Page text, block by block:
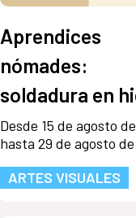
Aprendices
nómades:
soldadura en
Desde 15 de agosto
hasta 29 de agosto
ARTES VISUALES